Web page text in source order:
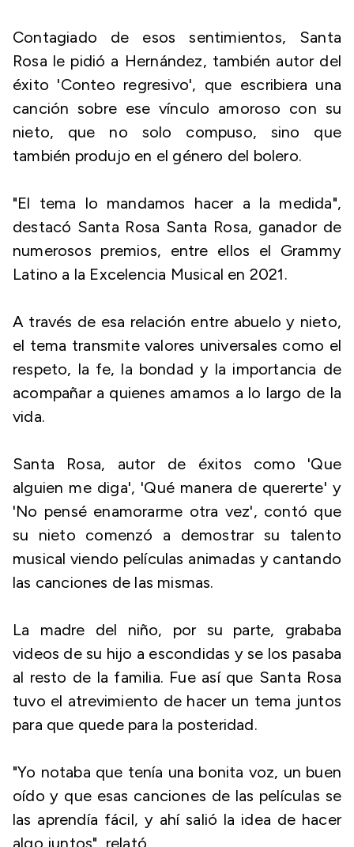
Contagiado de esos sentimientos, Santa
Rosa le pidió a Hernández, también autor del
éxito 'Conteo regresivo', que escribiera una
canción sobre ese vínculo amoroso con su
nieto, que no solo compuso, sino que
también produjo en el género del bolero.
"El tema lo mandamos hacer a la medida",
destacó Santa Rosa Santa Rosa, ganador de
numerosos premios, entre ellos el Grammy
Latino a la Excelencia Musical en 2021.
A través de esa relación entre abuelo y nieto,
el tema transmite valores universales como el
respeto, la fe, la bondad y la importancia de
acompañar a quienes amamos a lo largo de la
vida.
Santa Rosa, autor de éxitos como 'Que
alguien me diga', 'Qué manera de quererte' y
'No pensé enamorarme otra vez', contó que
su nieto comenzó a demostrar su talento
musical viendo películas animadas y cantando
las canciones de las mismas.
La madre del niño, por su parte, grababa
videos de su hijo a escondidas y se los pasaba
al resto de la familia. Fue así que Santa Rosa
tuvo el atrevimiento de hacer un tema juntos
para que quede para la posteridad.
"Yo notaba que tenía una bonita voz, un buen
oído y que esas canciones de las películas se
las aprendía fácil, y ahí salió la idea de hacer
algo juntos", relató.